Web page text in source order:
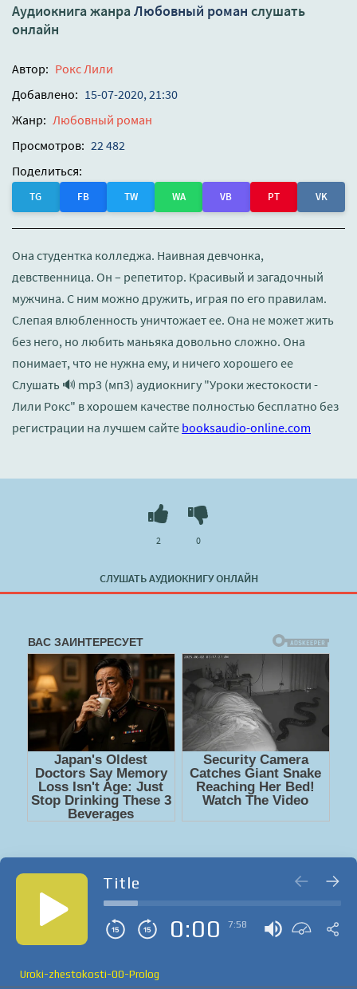
Аудиокнига жанра Любовный роман слушать
онлайн
Автор: Рокс Лили
Добавлено: 15-07-2020, 21:30
Жанр: Любовный роман
Просмотров: 22 482
Поделиться:
TG FB TW WA VB PT VK
Она студентка колледжа. Наивная девчонка,
девственница. Он – репетитор. Красивый и загадочный
мужчина. С ним можно дружить, играя по его правилам.
Слепая влюбленность уничтожает ее. Она не может жить
без него, но любить маньяка довольно сложно. Она
понимает, что не нужна ему, и ничего хорошего ее
Слушать 🔊 mp3 (мп3) аудиокнигу "Уроки жестокости -
Лили Рокс" в хорошем качестве полностью бесплатно без
регистрации на лучшем сайте booksaudio-online.com
СЛУШАТЬ АУДИОКНИГУ ОНЛАЙН
2 0
Title
0:00 7:58
Uroki-zhestokosti-00-Prolog